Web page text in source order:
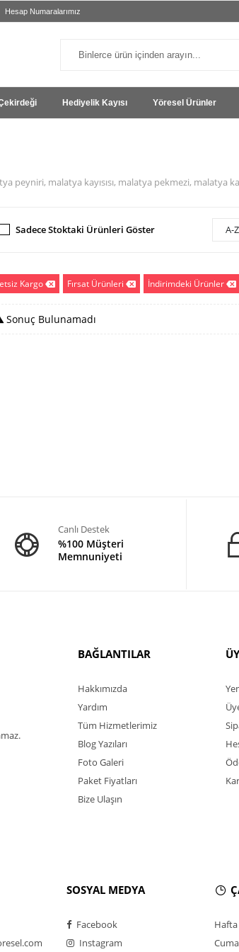
Hesap Numaralarımız
Hediyelik Kayısı Yöresel Ürünler
peyniri, malatya kayısısı, malatya pekmezi, malatya
Sadece Stoktaki Ürünleri Göster A-Z
Kargo Fırsat Ürünleri İndirimdeki Ürünler
Sonuç Bulunamadı
Canlı Destek
%100 Müşteri
Memnuniyeti
BAĞLANTILAR
Hakkımızda
Yardım
Tüm Hizmetlerimiz
Blog Yazıları
Foto Galeri
Paket Fiyatları
Bize Ulaşın
SOSYAL MEDYA
Facebook
Instagram
Hafta